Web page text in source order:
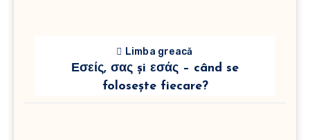
Limba greacă
Εσείς, σας și εσάς – când se
folosește fiecare?